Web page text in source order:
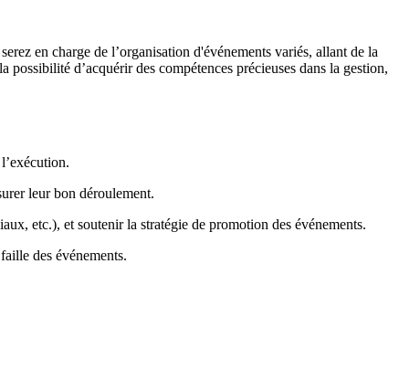
en charge de l’organisation d'événements variés, allant de la
d’acquérir des compétences précieuses dans la gestion,
leur bon déroulement.
etc.), et soutenir la stratégie de promotion des événements.
des événements.